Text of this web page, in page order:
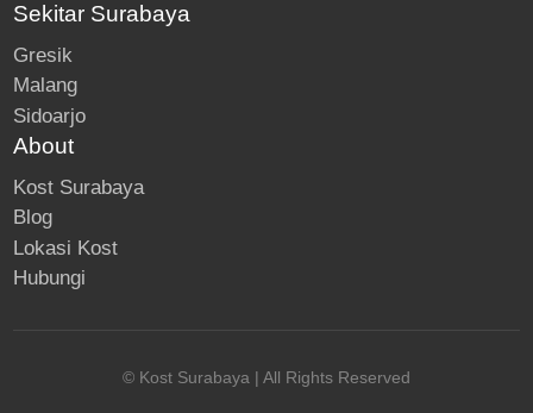
Sekitar Surabaya
Gresik
Malang
Sidoarjo
About
Kost Surabaya
Blog
Lokasi Kost
Hubungi
© Kost Surabaya | All Rights Reserved